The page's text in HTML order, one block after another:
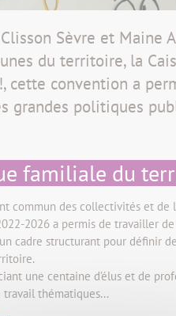
Sèvre et Maine
du territoire, la
cette convention a
grandes politiques
familiale du
commun des collectivités et
2026 a permis de travailler
cadre structurant pour définir
une centaine d’élus et de
thématiques...